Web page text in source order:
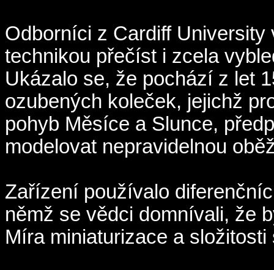
Odborníci z Cardiff
technikou přečíst i zcela
Ukázalo se, že pochází z let
ozubených koleček, jejichž
pohyb Měsíce a Slunce,
modelovat nepravidelnou
Zařízení používalo
němž se vědci domnívali, že
Míra miniaturizace a